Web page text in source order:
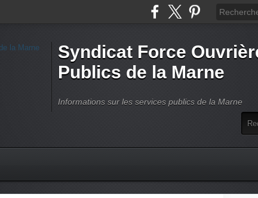
Syndicat Force
Publics de la Marne
Informations sur les services publics de la Marne